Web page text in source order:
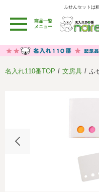
ふせんセットは粗品・記念品の【名入れ110
ふせんセットは
商品一覧
メニュー
用途別カテゴリ
卒園・卒業記念品
うちわ・扇子・ファン
著作権と推奨環境について
名入れ110番TOP 文房具 ふ